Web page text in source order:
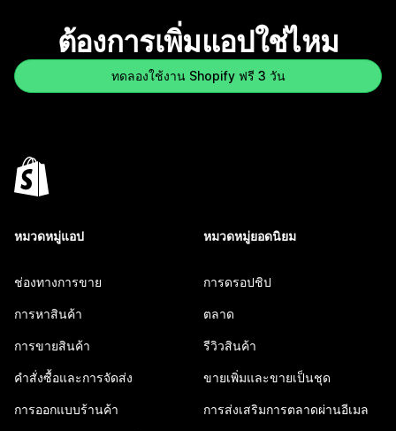
ต้องการเพิ่มแอปใช่ไหม
ทดลองใช้งาน Shopify ฟรี 3 วัน
หมวดหมู่แอป
ช่องทางการขาย
การหาสินค้า
การขายสินค้า
คำสั่งซื้อและการจัดส่ง
การออกแบบร้านค้า
หมวดหมู่ยอดนิยม
การดรอปชิป
ตลาด
รีวิวสินค้า
ขายเพิ่มและขายเป็นชุด
การส่งเสริมการตลาดผ่านอีเมล